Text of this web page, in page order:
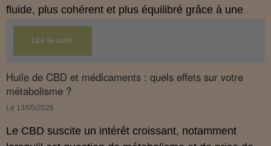
fluide, plus cohérent et plus équilibré grâce à une
hygiène de vie adaptée.
Lire la suite
Huile de CBD et médicaments : quels effets sur votre
métabolisme ?
Le 13/05/2026
Le CBD suscite un intérêt croissant, notamment